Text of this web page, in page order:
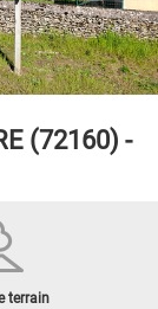
(72160) -
terrain